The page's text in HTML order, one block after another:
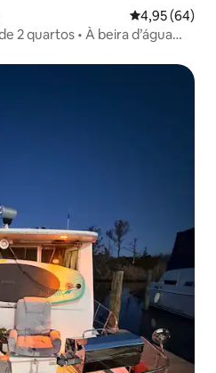
4,95 de uma
4,95 (64)
2 quartos • À beira d’água